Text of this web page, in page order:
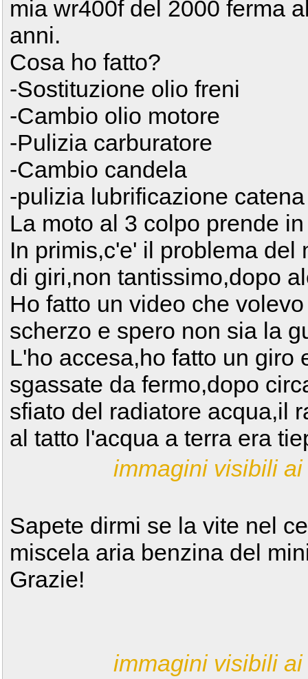
mia wr400f del 2000 ferma
anni.
Cosa ho fatto?
-Sostituzione olio freni
-Cambio olio motore
-Pulizia carburatore
-Cambio candela
-pulizia lubrificazione catena
La moto al 3 colpo prende
In primis,c'e' il problema
di giri,non tantissimo,dopo
Ho fatto un video che
scherzo e spero non sia la
L'ho accesa,ho fatto un giro
sgassate da fermo,dopo
sfiato del radiatore acqua,il
al tatto l'acqua a terra era
immagini visibili
Sapete dirmi se la vite nel
miscela aria benzina del
Grazie!
immagini visibili